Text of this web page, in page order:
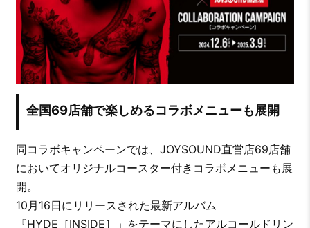
全国69店舗で楽しめるコラボメニューも展開
同コラボキャンペーンでは、JOYSOUND直営店69店舗
においてオリジナルコースター付きコラボメニューも展
開。
10月16日にリリースされた最新アルバム
『HYDE［INSIDE］」をテーマにしたアルコールドリン